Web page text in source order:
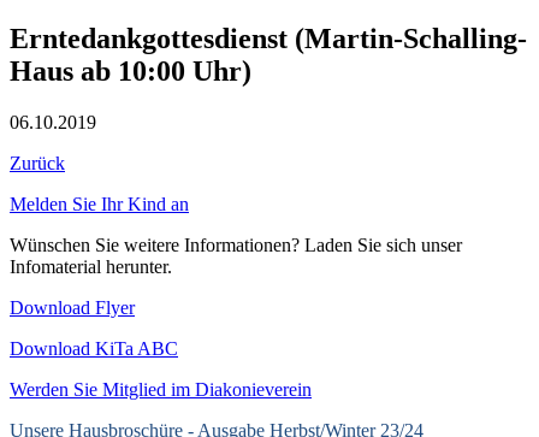
Erntedankgottesdienst (Martin-Schalling-
Haus ab 10:00 Uhr)
06.10.2019
Zurück
Melden Sie Ihr Kind an
Wünschen Sie weitere Informationen? Laden Sie sich unser
Infomaterial herunter.
Download Flyer
Download KiTa ABC
Werden Sie Mitglied im Diakonieverein
Unsere Hausbroschüre - Ausgabe Herbst/Winter 23/24